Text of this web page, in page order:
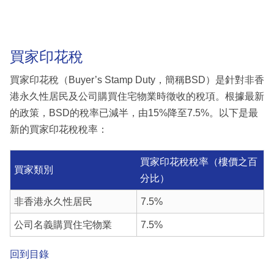
買家印花稅
買家印花稅（Buyer’s Stamp Duty，簡稱BSD）是針對非香
港永久性居民及公司購買住宅物業時徵收的稅項。根據最新
的政策，BSD的稅率已減半，由15%降至7.5%。以下是最
新的買家印花稅稅率：
買家類別
買家印花稅稅率（樓價之百
分比）
非香港永久性居民 7.5%
公司名義購買住宅物業 7.5%
回到目錄